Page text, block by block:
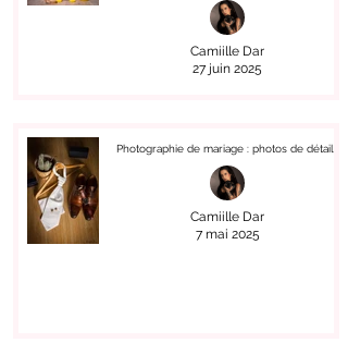
Camiille Dar
27 juin 2025
Photographie de mariage : photos de détails
Camiille Dar
7 mai 2025